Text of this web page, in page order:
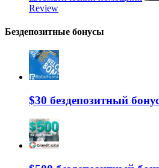
Review
Бездепозитные бонусы
$30 бездепозитный